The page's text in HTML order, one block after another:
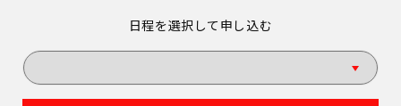
日程を選択して申し込む